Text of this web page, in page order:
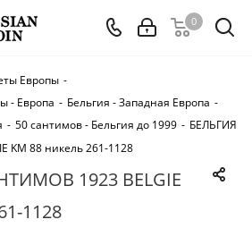
0
Европы -
- Европа - Бельгия - Западная Европа -
- 50 сантимов - Бельгия до 1999 - БЕЛЬГИЯ
KM 88 никель 261-1128
1923 BELGIE
1128